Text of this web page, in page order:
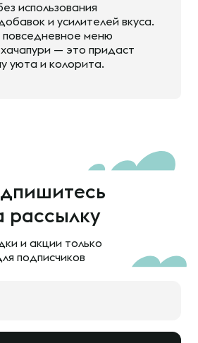
использования
и усилителей вкуса.
повседневное меню
— это придаст
уюта и колорита.
рассылку
и акции только
подписчиков